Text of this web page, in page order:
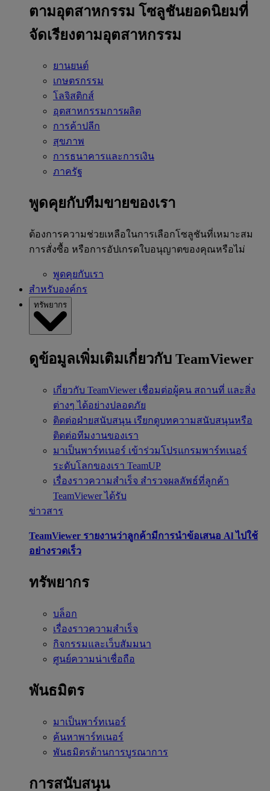
ตามอุตสาหกรรม โซลูชันยอดนิยมที่
จัดเรียงตามอุตสาหกรรม
ยานยนต์
เกษตรกรรม
โลจิสติกส์
อุตสาหกรรมการผลิต
การค้าปลีก
สุขภาพ
การธนาคารและการเงิน
ภาครัฐ
พูดคุยกับทีมขายของเรา
ต้องการความช่วยเหลือในการเลือกโซลูชันที่เหมาะสม
การสั่งซื้อ หรือการอัปเกรดใบอนุญาตของคุณหรือไม่
พูดคุยกับเรา
สำหรับองค์กร
ทรัพยากร
ดูข้อมูลเพิ่มเติมเกี่ยวกับ TeamViewer
เกี่ยวกับ TeamViewer เชื่อมต่อผู้คน สถานที่ และสิ่ง
ต่างๆ ได้อย่างปลอดภัย
ติดต่อฝ่ายสนับสนุน เรียกดูบทความสนับสนุนหรือ
ติดต่อทีมงานของเรา
มาเป็นพาร์ทเนอร์ เข้าร่วมโปรแกรมพาร์ทเนอร์
ระดับโลกของเรา TeamUP
เรื่องราวความสำเร็จ สำรวจผลลัพธ์ที่ลูกค้า
TeamViewer ได้รับ
ข่าวสาร
TeamViewer รายงานว่าลูกค้ามีการนำข้อเสนอ Al ไปใช้
อย่างรวดเร็ว
ทรัพยากร
บล็อก
เรื่องราวความสำเร็จ
กิจกรรมและเว็บสัมมนา
ศูนย์ความน่าเชื่อถือ
พันธมิตร
มาเป็นพาร์ทเนอร์
ค้นหาพาร์ทเนอร์
พันธมิตรด้านการบูรณาการ
การสนับสนุน